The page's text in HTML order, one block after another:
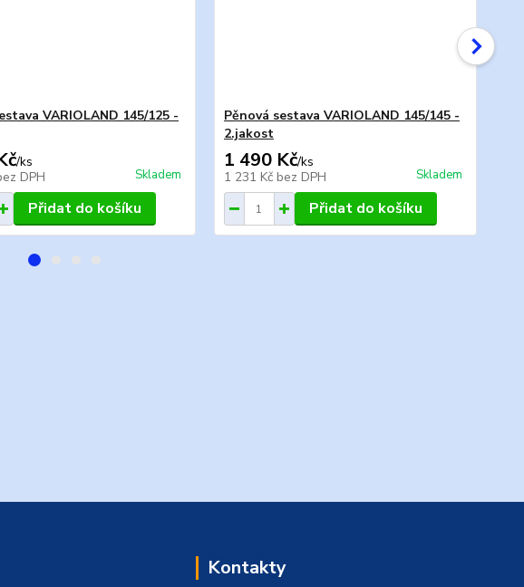
VARIOLAND 145/125 -
/ks
DPH Skladem
Přidat do košíku
Pěnová sestava VARIOLAND 145/145 -
2.jakost
1 490 Kč/ks
1 231 Kč bez DPH Skladem
Přidat do košíku
Kontakty